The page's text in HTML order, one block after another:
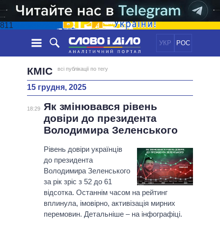
811
УКР РОС
НОВИНИ
СТРІЧКА
ПОДІЇ
СТАТТІ
ДУМКИ
ОГЛЯДИ
ДАЙДЖЕСТИ
ЕКОНОМІКА
СУСПІЛЬСТВО
СВІТ
ПОЛIТИКИ
УСІ ПОЛІТИКИ
ПРЕЗИДЕНТ І ОФІС
ВЕРХОВНА РАДА
КАБІНЕТ МІНІСТРІВ
ГОЛОВИ ОБЛАДМІНІСТРАЦІЙ
МЕРИ МІСТ
ВСІ ПЕРСОНИ
ІНФОГРАФІКА
ВІДЕО
ПІДТРИМАТИ
ПОРІВНЯННЯ ПОЛІТИКІВ
КМІС всі публікації по тегу
15 грудня, 2025
18:29
Як змінювався рівень
довіри до президента
Володимира Зеленського
Рівень довіри українців
до президента
Володимира Зеленського
за рік зріс з 52 до 61
відсотка. Останнім часом на рейтинг
вплинула, імовірно, активізація мирних
перемовин. Детальніше – на інфографіці.